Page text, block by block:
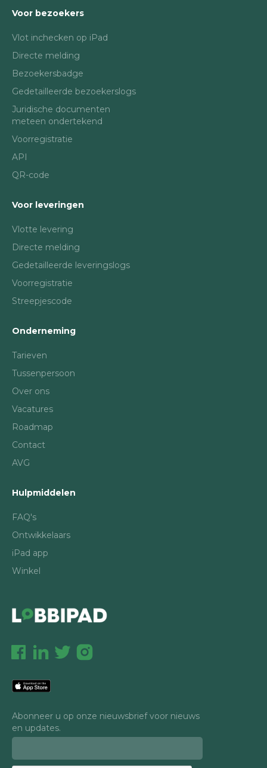
Abonneer u op onze nieuwsbrief voor nieuws
en updates.
Voor bezoekers
Vlot inchecken op iPad
Directe melding
Bezoekersbadge
Gedetailleerde bezoekerslogs
Juridische documenten
meteen ondertekend
Voorregistratie
API
QR-code
Voor leveringen
Vlotte levering
Directe melding
Gedetailleerde leveringslogs
Voorregistratie
Streepjescode
Onderneming
Tarieven
Tussenpersoon
Over ons
Vacatures
Roadmap
Contact
AVG
Hulpmiddelen
FAQ's
Ontwikkelaars
iPad app
Winkel